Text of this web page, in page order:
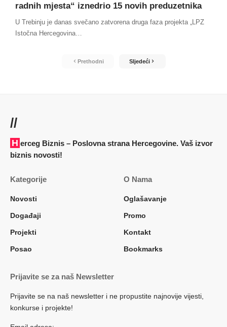
radnih mjesta“ iznedrio 15 novih preduzetnika
U Trebinju je danas svečano zatvorena druga faza projekta „LPZ
Istočna Hercegovina…
Prethodni Sljedeći
//
Herceg Biznis – Poslovna strana Hercegovine. Vaš izvor
biznis novosti!
Kategorije
Novosti
Događaji
Projekti
Posao
O Nama
Oglašavanje
Promo
Kontakt
Bookmarks
Prijavite se za naš Newsletter
Prijavite se na naš newsletter i ne propustite najnovije vijesti,
konkurse i projekte!